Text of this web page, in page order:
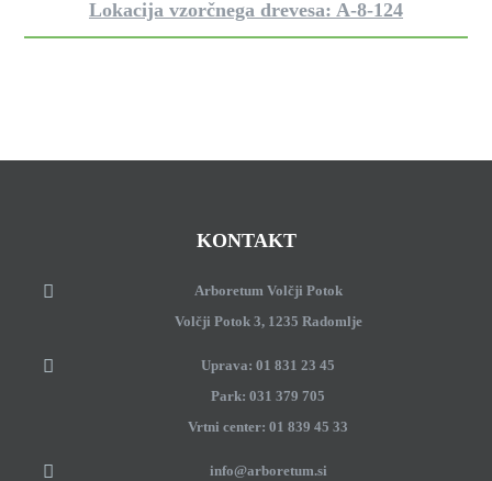
Lokacija vzorčnega drevesa: A-8-124
KONTAKT
Arboretum Volčji Potok
Volčji Potok 3, 1235 Radomlje
Uprava: 01 831 23 45
Park: 031 379 705
Vrtni center: 01 839 45 33
info@arboretum.si